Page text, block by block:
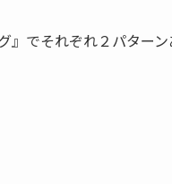
』でそれぞれ２パター